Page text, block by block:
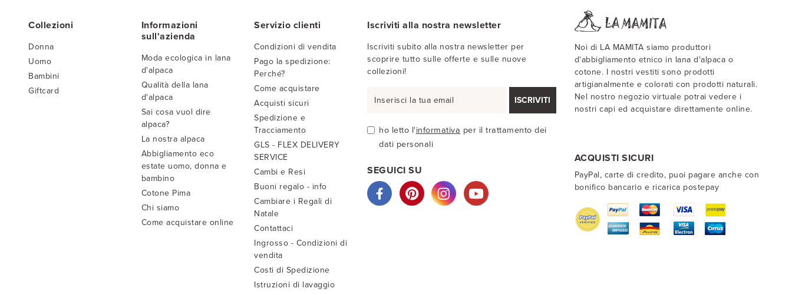
Collezioni
Donna
Uomo
Bambini
Giftcard
Informazioni
sull'azienda
Moda ecologica in lana
d'alpaca
Qualità della lana
d'alpaca
Sai cosa vuol dire
alpaca?
La nostra alpaca
Abbigliamento eco
estate uomo, donna e
bambino
Cotone Pima
Chi siamo
Come acquistare online
Servizio clienti
Condizioni di vendita
Pago la spedizione:
Perché?
Come acquistare
Acquisti sicuri
Spedizione e
Tracciamento
GLS - FLEX DELIVERY
SERVICE
Cambi e Resi
Buoni regalo - info
Cambiare i Regali di
Natale
Contattaci
Ingrosso - Condizioni di
vendita
Costi di Spedizione
Istruzioni di lavaggio
Iscriviti alla nostra newsletter
Iscriviti subito alla nostra newsletter per
scoprire tutto sulle offerte e sulle nuove
collezioni!
ISCRIVITI
ho letto l'informativa per il trattamento dei
dati personali
SEGUICI SU
Noi di LA MAMITA siamo produttori
d'abbigliamento etnico in lana d'alpaca o
cotone. I nostri vestiti sono prodotti
artigianalmente e colorati con prodotti naturali.
Nel nostro negozio virtuale potrai vedere i
nostri capi ed acquistare direttamente online.
ACQUISTI SICURI
PayPal, carte di credito, puoi pagare anche con
bonifico bancario e ricarica postepay